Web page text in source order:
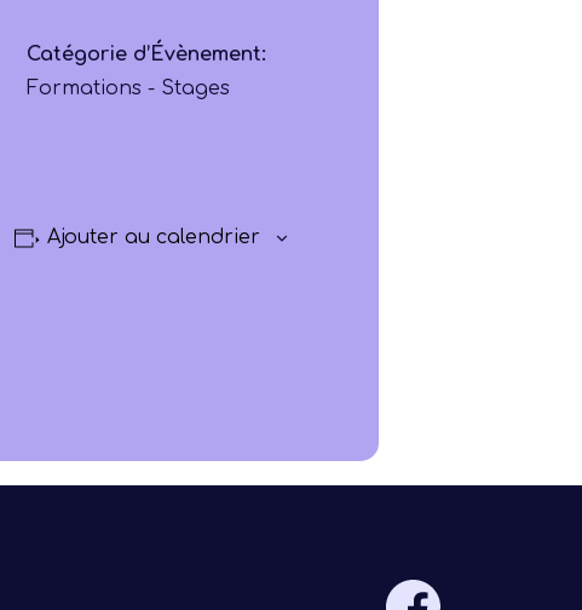
Former
Progresser
Catégorie d’Évènement:
Formations - Stages
Ajouter au calendrier